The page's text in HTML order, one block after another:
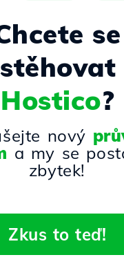
se
Hostico?
nový
a my se
zbytek!
Zkus to teď!